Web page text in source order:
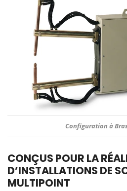
Unité de
CONÇUS POUR LA
D’INSTALLATIONS DE
MULTIPOINT